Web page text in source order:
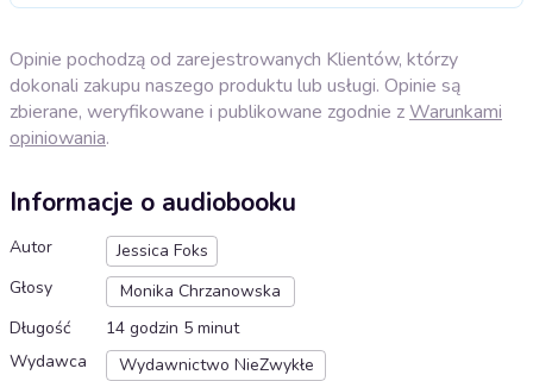
Opinie pochodzą od zarejestrowanych Klientów, którzy
dokonali zakupu naszego produktu lub usługi. Opinie są
zbierane, weryfikowane i publikowane zgodnie zWarunkami
opiniowania.
Informacje o audiobooku
Autor
Jessica Foks
Głosy
Monika Chrzanowska
Długość
14 godzin 5 minut
Wydawca
Wydawnictwo NieZwykłe